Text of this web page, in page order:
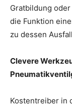
Gratbildung
die Funktion
zu dessen
Clevere
Kostentreiber in